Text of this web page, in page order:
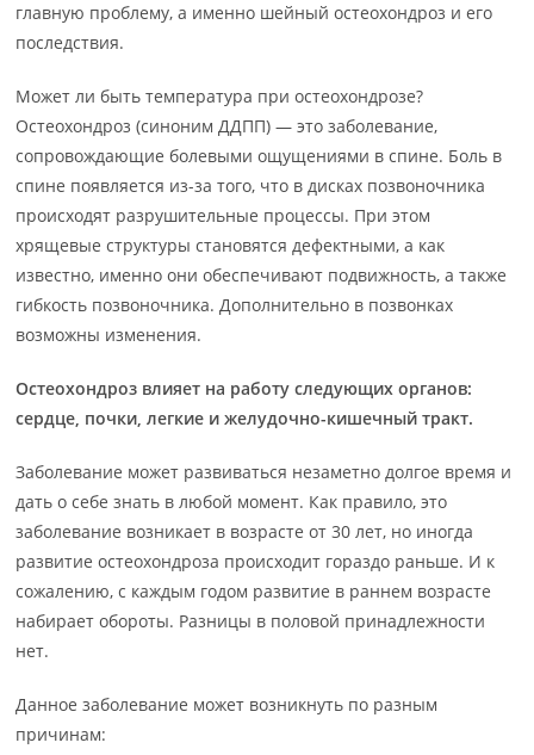
главную проблему, а именно шейный остеохондроз и его
последствия.
Может ли быть температура при остеохондрозе?
Остеохондроз (синоним ДДПП) — это заболевание,
сопровождающие болевыми ощущениями в спине. Боль в
спине появляется из-за того, что в дисках позвоночника
происходят разрушительные процессы. При этом
хрящевые структуры становятся дефектными, а как
известно, именно они обеспечивают подвижность, а также
гибкость позвоночника. Дополнительно в позвонках
возможны изменения.
Остеохондроз влияет на работу следующих органов:
сердце, почки, легкие и желудочно-кишечный тракт.
Заболевание может развиваться незаметно долгое время и
дать о себе знать в любой момент. Как правило, это
заболевание возникает в возрасте от 30 лет, но иногда
развитие остеохондроза происходит гораздо раньше. И к
сожалению, с каждым годом развитие в раннем возрасте
набирает обороты. Разницы в половой принадлежности
нет.
Данное заболевание может возникнуть по разным
причинам: